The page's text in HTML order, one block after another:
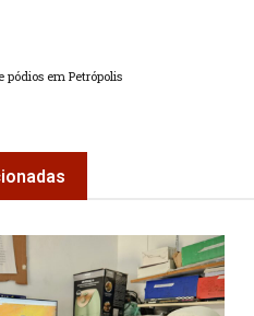
pódios em Petrópolis